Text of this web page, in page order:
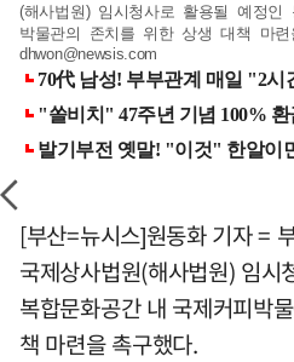
(해사법원) 임시청사로 활용될 예정인
박물관의 존치를 위한 상생 대책 마련
dhwon@newsis.com
[부산=뉴시스]원동화 기자 =
국제상사법원(해사법원) 임시
복합문화공간 내 국제커피박
책 마련을 촉구했다.